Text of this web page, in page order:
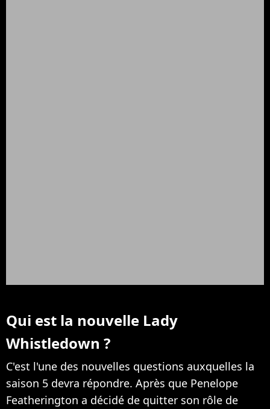
Qui est la nouvelle Lady
Whistledown ?
C'est l'une des nouvelles questions auxquelles la
saison 5 devra répondre. Après que Penelope
Featherington a décidé de quitter son rôle de